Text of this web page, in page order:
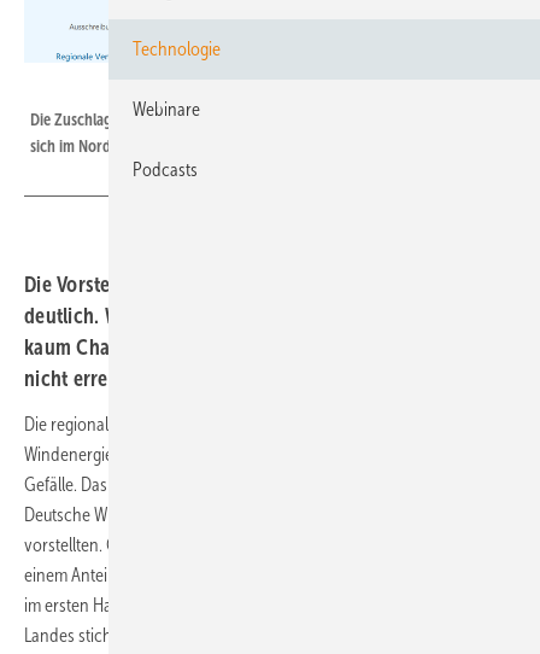
Die Zuschlagsmengen für Ausschreibungsrunde 1 und 2 2021 tummeln
sich im Norden, nach Süden hin klingen sie aus.
Die Vorstellung der Halbjahreszahlen Onshore macht es
deutlich. Windenergie hat in südlichen Bundesländern
kaum Chancen. Dabei lassen sich ohne sie die Klimaziele
nicht erreichen.
Die regionale Verteilung des Gesamtbestands der
Windenergieanlagen in Deutschland zeigt ein deutliches Nord-Süd-
Gefälle. Das ist noch einmal deutlich geworden, als VDMA, BWE und
Deutsche Windguard die aktuellen Ausbauzahlen Wind an Land
vorstellten. Offensichtlich muss das aber nicht so sein. Denn: Mit
einem Anteil von 22 Prozent am aktuellen Zubau führt Niedersachen
im ersten Halbjahr den Ländervergleich an. Aber: Im Süden des
Landes sticht Baden-Württemberg mit einem Zubauanteil von 9
Technologie
Webinare
Podcasts